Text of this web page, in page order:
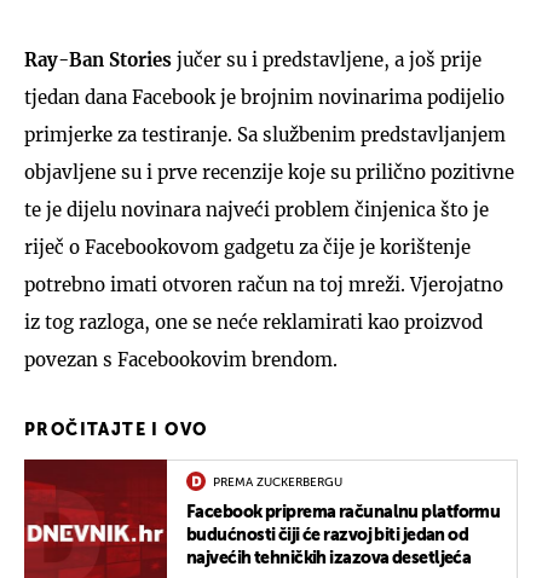
Ray-Ban Stories jučer su i predstavljene, a još prije
tjedan dana Facebook je brojnim novinarima podijelio
primjerke za testiranje. Sa službenim predstavljanjem
objavljene su i prve recenzije koje su prilično pozitivne
te je dijelu novinara najveći problem činjenica što je
riječ o Facebookovom gadgetu za čije je korištenje
potrebno imati otvoren račun na toj mreži. Vjerojatno
iz tog razloga, one se neće reklamirati kao proizvod
povezan s Facebookovim brendom.
PROČITAJTE I OVO
PREMA ZUCKERBERGU
Facebook priprema računalnu platformu
budućnosti čiji će razvoj biti jedan od
najvećih tehničkih izazova desetljeća